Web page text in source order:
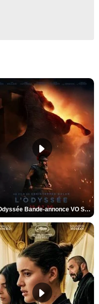
L'Odyssée Bande-annonce VO STFR